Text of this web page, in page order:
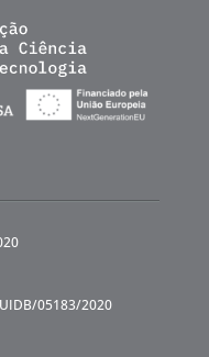
05183/2020